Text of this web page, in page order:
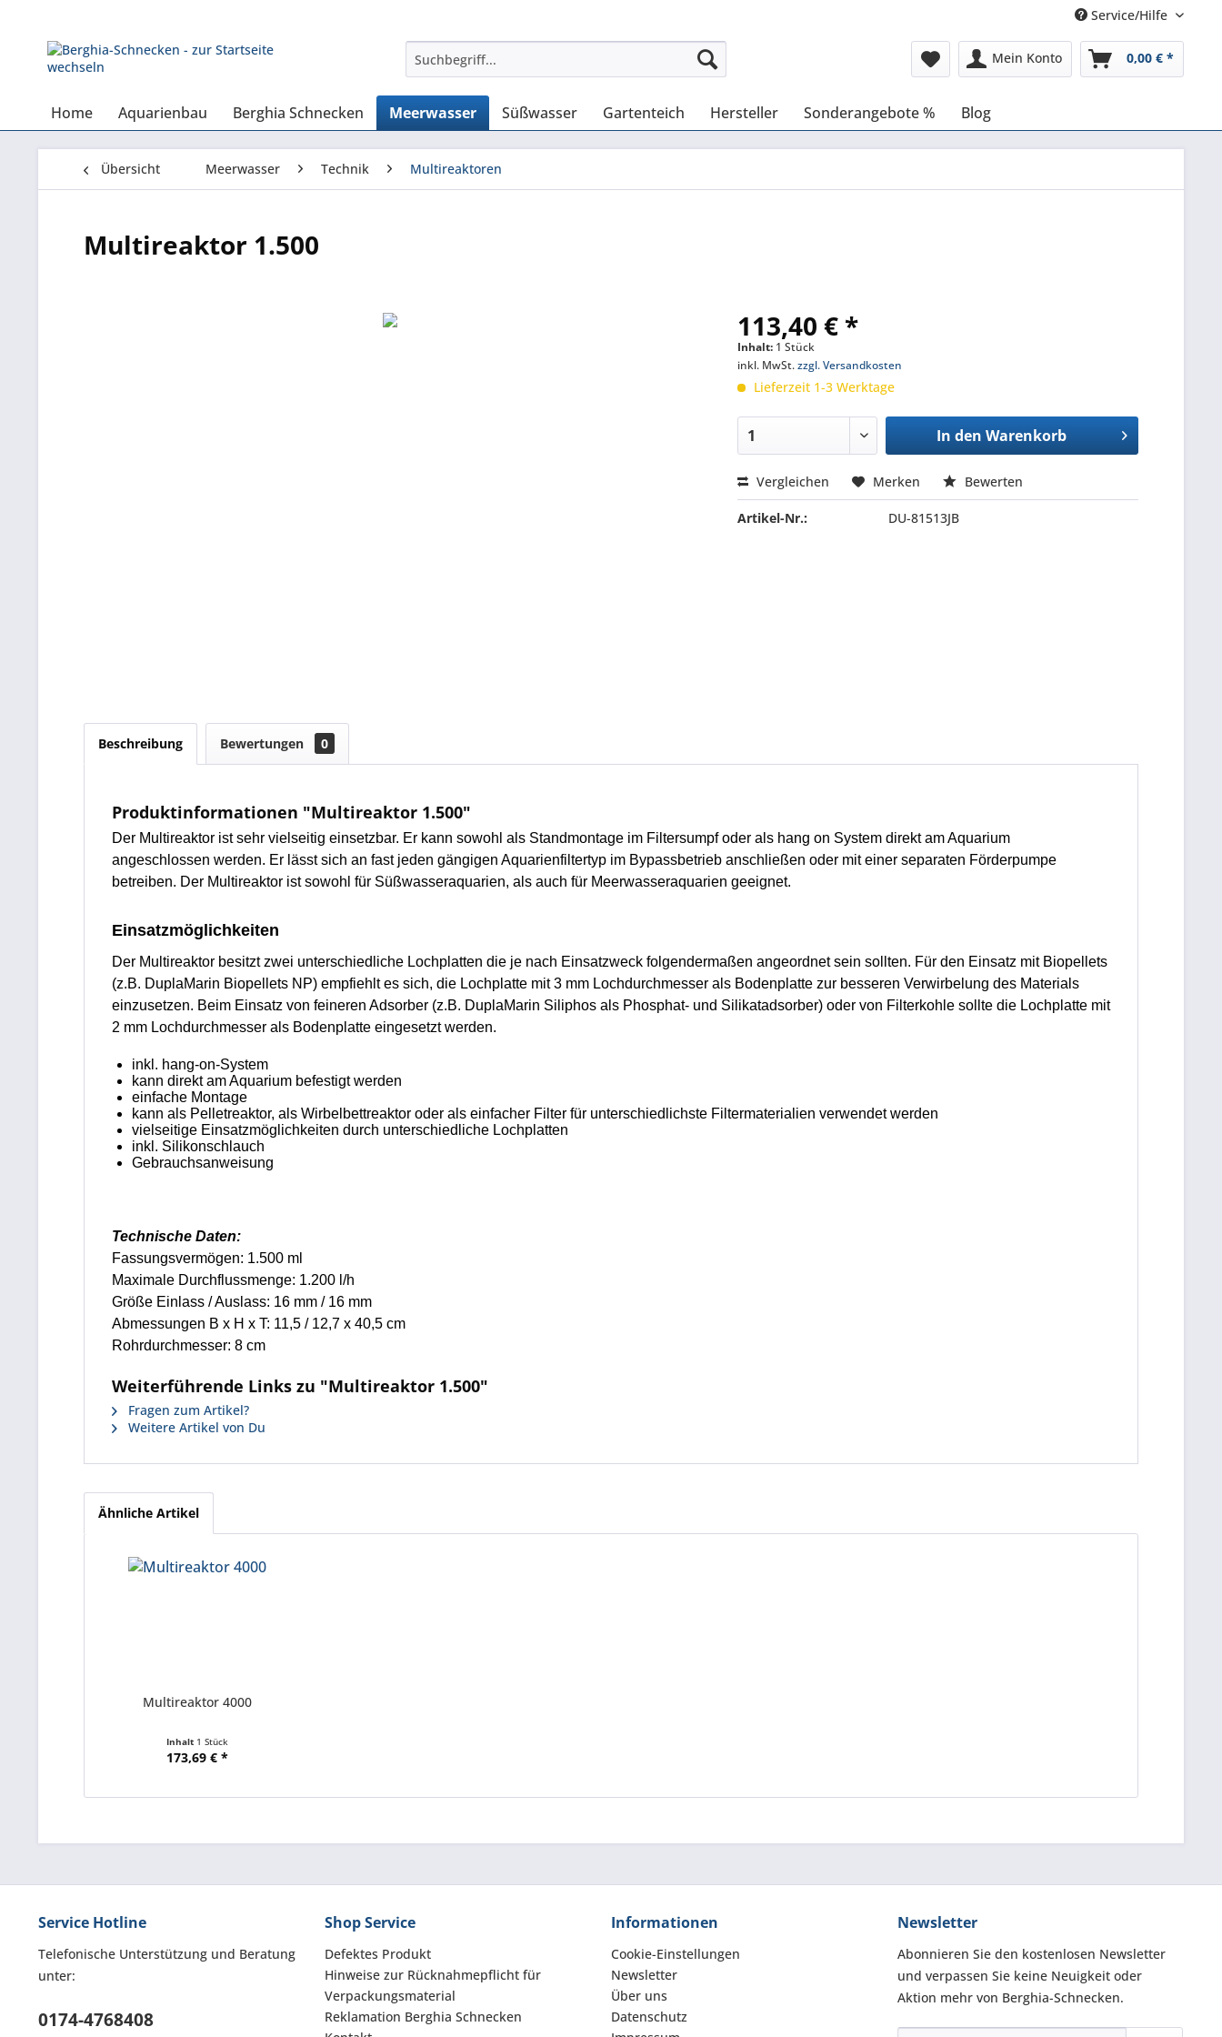
Service/Hilfe
Mein Konto 0,00 € *
Home Aquarienbau Berghia Schnecken Meerwasser Süßwasser Gartenteich Hersteller Sonderangebote % Blog
Übersicht Meerwasser Technik Multireaktoren
Multireaktor 1.500
113,40 € *
Inhalt: 1 Stück
inkl. MwSt.zzgl. Versandkosten
Lieferzeit 1-3 Werktage
In den Warenkorb
Vergleichen Merken Bewerten
Artikel-Nr.: DU-81513JB
Beschreibung Bewertungen 0
Produktinformationen "Multireaktor 1.500"
Der Multireaktor ist sehr vielseitig einsetzbar. Er kann sowohl als Standmontage im Filtersumpf oder als hang on System direkt am Aquarium
angeschlossen werden. Er lässt sich an fast jeden gängigen Aquarienfiltertyp im Bypassbetrieb anschließen oder mit einer separaten Förderpumpe
betreiben. Der Multireaktor ist sowohl für Süßwasseraquarien, als auch für Meerwasseraquarien geeignet.
Einsatzmöglichkeiten
Der Multireaktor besitzt zwei unterschiedliche Lochplatten die je nach Einsatzweck folgendermaßen angeordnet sein sollten. Für den Einsatz mit Biopellets
(z.B. DuplaMarin Biopellets NP) empfiehlt es sich, die Lochplatte mit 3 mm Lochdurchmesser als Bodenplatte zur besseren Verwirbelung des Materials
einzusetzen. Beim Einsatz von feineren Adsorber (z.B. DuplaMarin Siliphos als Phosphat- und Silikatadsorber) oder von Filterkohle sollte die Lochplatte mit
2 mm Lochdurchmesser als Bodenplatte eingesetzt werden.
inkl. hang-on-System
kann direkt am Aquarium befestigt werden
einfache Montage
kann als Pelletreaktor, als Wirbelbettreaktor oder als einfacher Filter für unterschiedlichste Filtermaterialien verwendet werden
vielseitige Einsatzmöglichkeiten durch unterschiedliche Lochplatten
inkl. Silikonschlauch
Gebrauchsanweisung
Technische Daten:
Fassungsvermögen: 1.500 ml
Maximale Durchflussmenge: 1.200 l/h
Größe Einlass / Auslass: 16 mm / 16 mm
Abmessungen B x H x T: 11,5 / 12,7 x 40,5 cm
Rohrdurchmesser: 8 cm
Weiterführende Links zu "Multireaktor 1.500"
Fragen zum Artikel?
Weitere Artikel von Du
Ähnliche Artikel
Multireaktor 4000
Inhalt 1 Stück
173,69 € *
Service Hotline
Telefonische Unterstützung und Beratung
unter:
0174-4768408
Shop Service
Defektes Produkt
Hinweise zur Rücknahmepflicht für
Verpackungsmaterial
Reklamation Berghia Schnecken
Informationen
Cookie-Einstellungen
Newsletter
Über uns
Datenschutz
Newsletter
Abonnieren Sie den kostenlosen Newsletter
und verpassen Sie keine Neuigkeit oder
Aktion mehr von Berghia-Schnecken.